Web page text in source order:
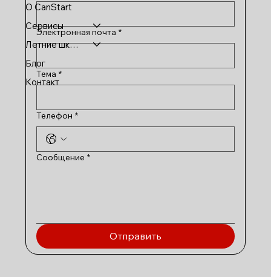
О CanStart
Сервисы
Летние школы
Блог
Контакт
Электронная почта *
Тема *
Телефон *
Сообщение *
Отправить